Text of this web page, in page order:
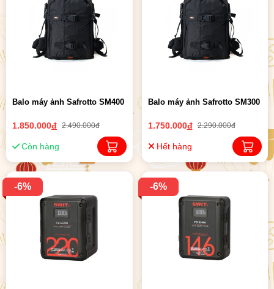
Balo máy ảnh Safrotto SM400
1.850.000đ 2.490.000đ
Còn hàng
Balo máy ảnh Safrotto SM300
1.750.000đ 2.290.000đ
Hết hàng
-6% -6%